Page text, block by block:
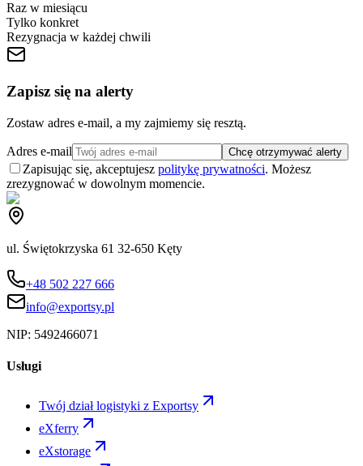
Raz w miesiącu
Tylko konkret
Rezygnacja w każdej chwili
Zapisz się na alerty
Zostaw adres e-mail, a my zajmiemy się resztą.
Adres e-mail Chcę otrzymywać alerty
Zapisując się, akceptujesz politykę prywatności. Możesz
zrezygnować w dowolnym momencie.
ul. Świętokrzyska 61 32-650 Kęty
+48 502 227 666
info@exportsy.pl
NIP: 5492466071
Usługi
Twój dział logistyki z Exportsy
eXferry
eXstorage